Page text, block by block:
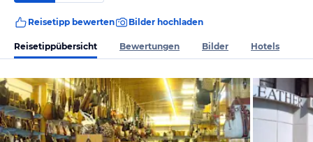
Reisetipp bewerten Bilder hochladen
Reisetippübersicht Bewertungen Bilder Hotels